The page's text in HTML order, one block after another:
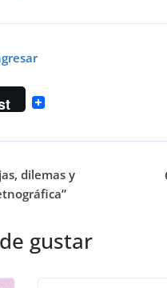
dilemas y
gustar